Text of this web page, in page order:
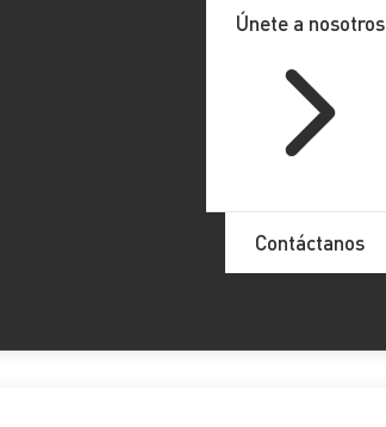
Únete a nosotros
Contáctanos